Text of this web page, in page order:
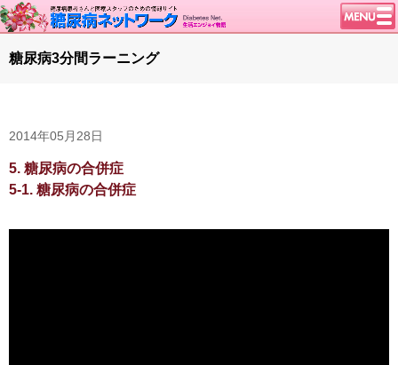
トップページ
談話室BBS
糖尿病のきほん
特集・連載
糖尿病3分間ラーニング
2014年05月28日
5. 糖尿病の合併症
5-1. 糖尿病の合併症